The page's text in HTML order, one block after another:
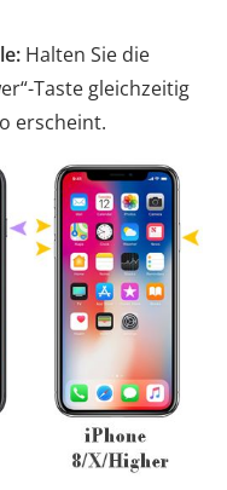
Halten Sie die
Taste gleichzeitig
erscheint.